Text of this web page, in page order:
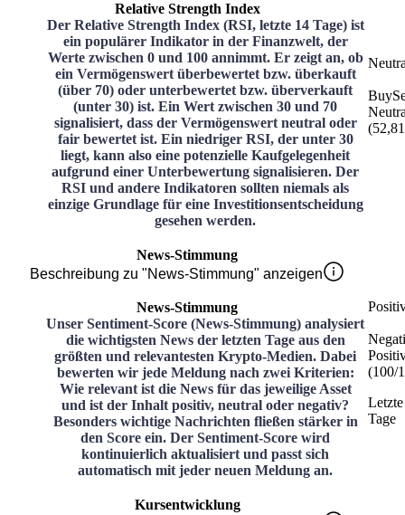
Relative Strength Index
Der Relative Strength Index (RSI, letzte 14 Tage) ist
ein populärer Indikator in der Finanzwelt, der
Werte zwischen 0 und 100 annimmt. Er zeigt an, ob
ein Vermögenswert überbewertet bzw. überkauft
(über 70) oder unterbewertet bzw. überverkauft
(unter 30) ist. Ein Wert zwischen 30 und 70
signalisiert, dass der Vermögenswert neutral oder
fair bewertet ist. Ein niedriger RSI, der unter 30
liegt, kann also eine potenzielle Kaufgelegenheit
aufgrund einer Unterbewertung signalisieren. Der
RSI und andere Indikatoren sollten niemals als
einzige Grundlage für eine Investitionsentscheidung
gesehen werden.
Buy
(52,81
News-Stimmung
Beschreibung zu "News-Stimmung" anzeigen
News-Stimmung
Unser Sentiment-Score (News-Stimmung) analysiert
die wichtigsten News der letzten Tage aus den
größten und relevantesten Krypto-Medien. Dabei
bewerten wir jede Meldung nach zwei Kriterien:
Wie relevant ist die News für das jeweilige Asset
und ist der Inhalt positiv, neutral oder negativ?
Besonders wichtige Nachrichten fließen stärker in
den Score ein. Der Sentiment-Score wird
kontinuierlich aktualisiert und passt sich
automatisch mit jeder neuen Meldung an.
(100/
Tage
Kursentwicklung